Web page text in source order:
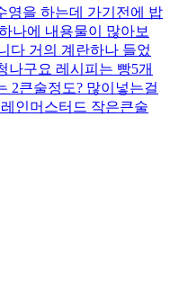
영을 하는데 가기전에 밥
나에 내용물이 많아보
다 거의 계란하나 들었
나구요 레시피는 빵5개
2큰술정도? 많이넣는걸
인머스터드 작은큰술